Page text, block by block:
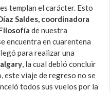
templan el carácter. Esto
Saldes, coordinadora
de nuestra
encuentra en cuarentena
para realizar una
, la cual debió concluir
este viaje de regreso no se
todos sus vuelos por la